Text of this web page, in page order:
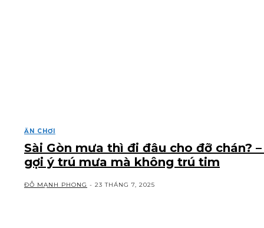
ĂN CHƠI
Sài Gòn mưa thì đi đâu cho đỡ chán? –
gợi ý trú mưa mà không trú tim
ĐỖ MẠNH PHONG - 23 THÁNG 7, 2025